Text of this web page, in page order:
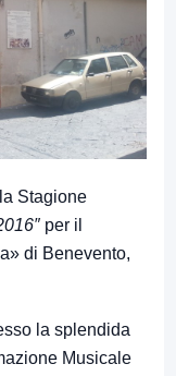
Stagione
per il
di Benevento,
la splendida
Musicale